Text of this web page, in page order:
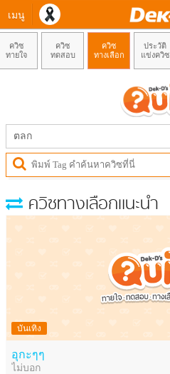
เมนู
ควิซ
ทายใจ
ควิซ
ทดสอบ
ควิซ
ทางเลือก
ประวัติ
แข่งควิซ
ตลก
ควิซทางเลือกแนะนำ
อุกะๆๆ
ไม่บอก
บันเทิง